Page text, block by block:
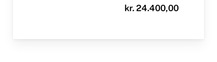
kr.24.400,00